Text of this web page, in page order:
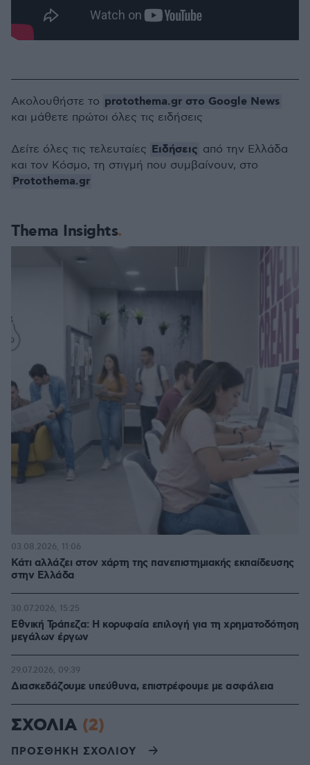
Thema Insights
Κάτι αλλάζει στον χάρτη της πανεπιστημιακής εκπαίδευσης
στην Ελλάδα
03.08.2026, 11:06
Εθνική Τράπεζα: Η κορυφαία επιλογή για τη χρηματοδότηση
μεγάλων έργων
30.07.2026, 15:25
Διασκεδάζουμε υπεύθυνα, επιστρέφουμε με ασφάλεια
29.07.2026, 09:39
Ακολουθήστε το protothema.gr στο Google News
και μάθετε πρώτοι όλες τις ειδήσεις
Δείτε όλες τις τελευταίες Ειδήσεις από την Ελλάδα
και τον Κόσμο, τη στιγμή που συμβαίνουν, στο
Protothema.gr
ΣΧΟΛΙΑ (2)
ΠΡΟΣΘΗΚΗ ΣΧΟΛΙΟΥ